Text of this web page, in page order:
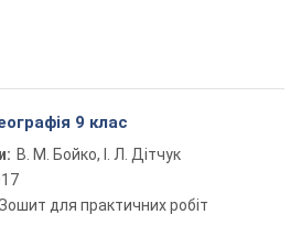
9 клас
В. М. Бойко, І. Л. Дітчук
для практичних робіт